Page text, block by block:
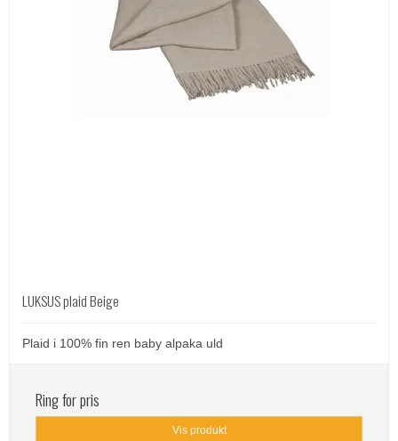
LUKSUS plaid Beige
Plaid i 100% fin ren baby alpaka uld
Ring for pris
Vis produkt